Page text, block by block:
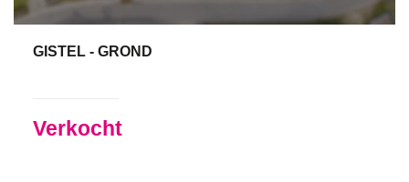
GISTEL - GROND
Verkocht